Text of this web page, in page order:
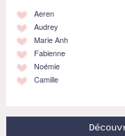
Aeren
Audrey
Marie Anh
Fabienne
Noémie
Camille